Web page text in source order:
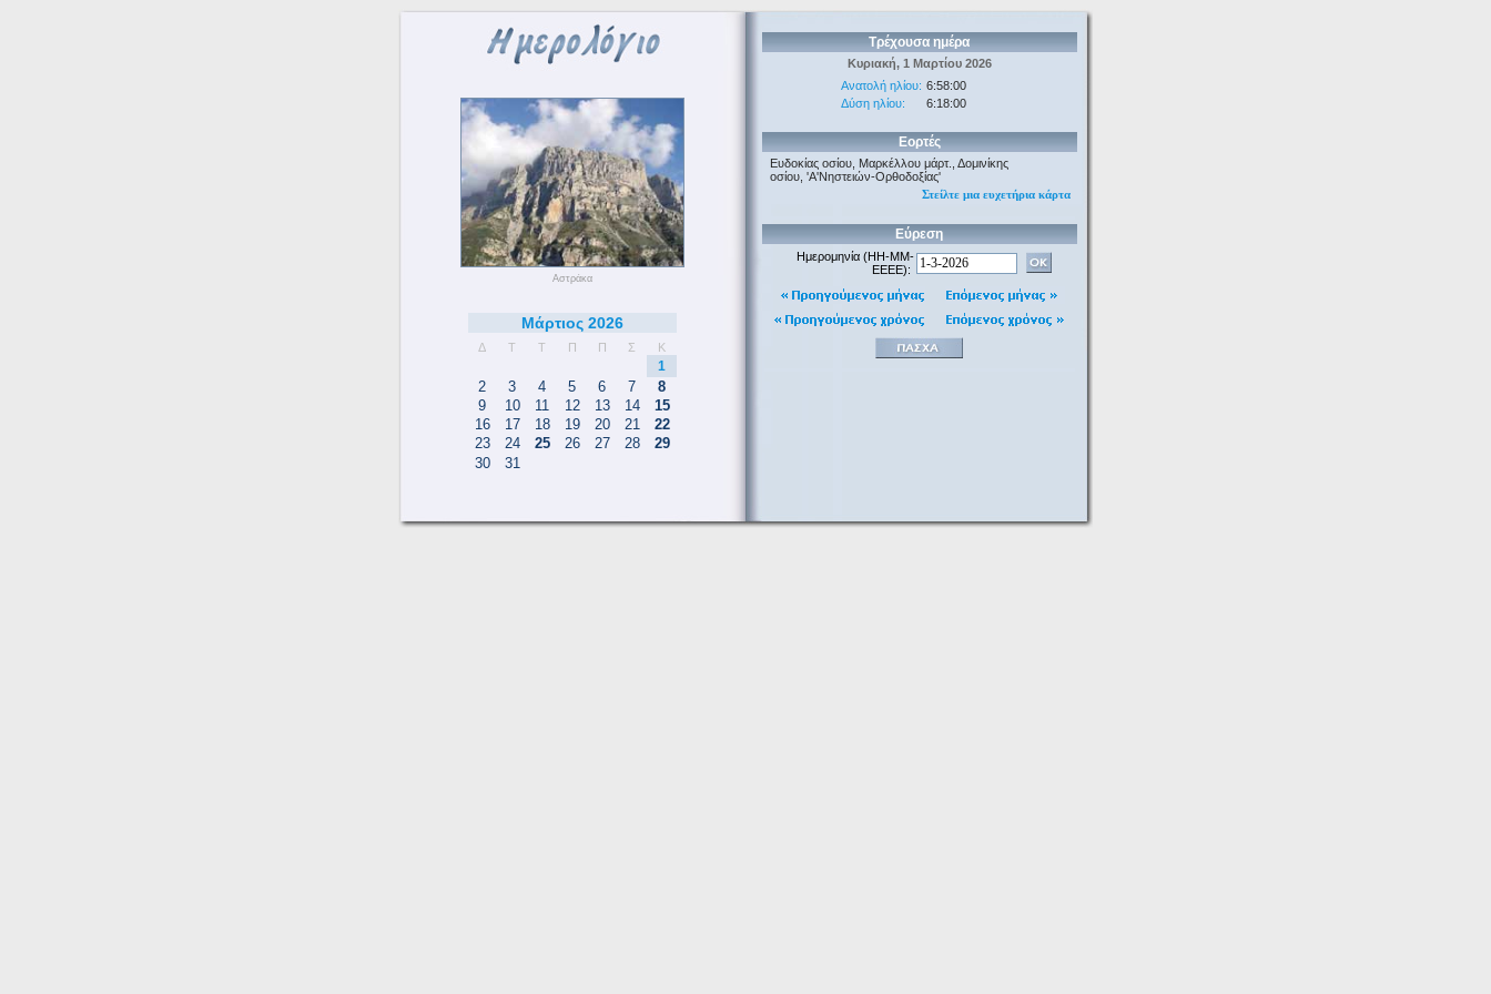
Αστράκα
Μάρτιος 2026
Δ Τ Τ Π Π Σ Κ
1
2 3 4 5 6 7
8
9
10 11 12 13 14
15
16
17 18 19 20 21
22
23
24 25 26 27 28
29
30
31
Τρέχουσα ημέρα
Κυριακή, 1 Μαρτίου 2026
Ανατολή ηλίου: 6:58:00
Δύση ηλίου:
6:18:00
Εορτές
Ευδοκίας οσίου, Μαρκέλλου μάρτ., Δομινίκης
οσίου, 'Α'Νηστειών-Ορθοδοξίας'
Στείλτε μια ευχετήρια κάρτα
Εύρεση
Ημερομηνία (HH-MM-
EEEE):